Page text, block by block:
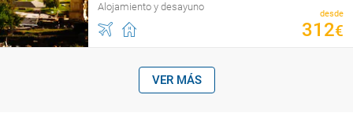
Alojamiento y desayuno
desde
312€
VER MÁS